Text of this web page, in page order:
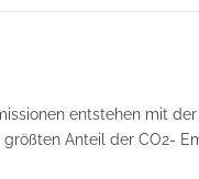
entstehen mit
Anteil der CO2-